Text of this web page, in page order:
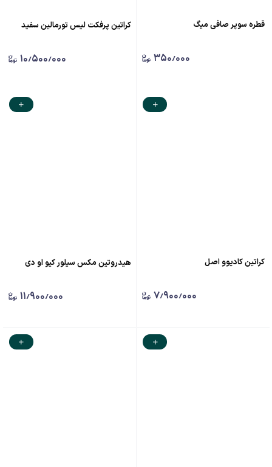
قطره سوپر صافی میگ
۳۵۰٫۰۰۰
کراتین پرفکت لیس تورمالین سفید
۱۰٫۵۰۰٫۰۰۰
کراتین کادیوو اصل
۷٫۹۰۰٫۰۰۰
هیدروتین مکس سیلور کیو او دی
۱۱٫۹۰۰٫۰۰۰